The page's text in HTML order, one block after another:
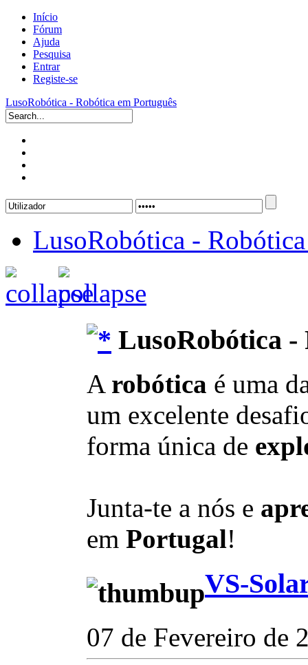
Início
Fórum
Ajuda
Pesquisa
Entrar
Registe-se
LusoRobótica - Robótica em Português
LusoRobótica -
LusoRobótica -
A robótica é uma
um excelente
forma única de
Junta-te a nós e
em Portugal!
VS-
07 de Fevereiro de